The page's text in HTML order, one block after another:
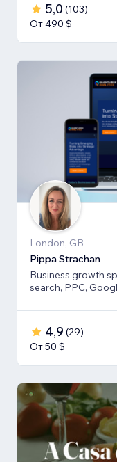
5,0 (103)
От 490 $
London, GB
Pippa Strachan
Business growth
search, PPC,
4,9 (29)
От 50 $